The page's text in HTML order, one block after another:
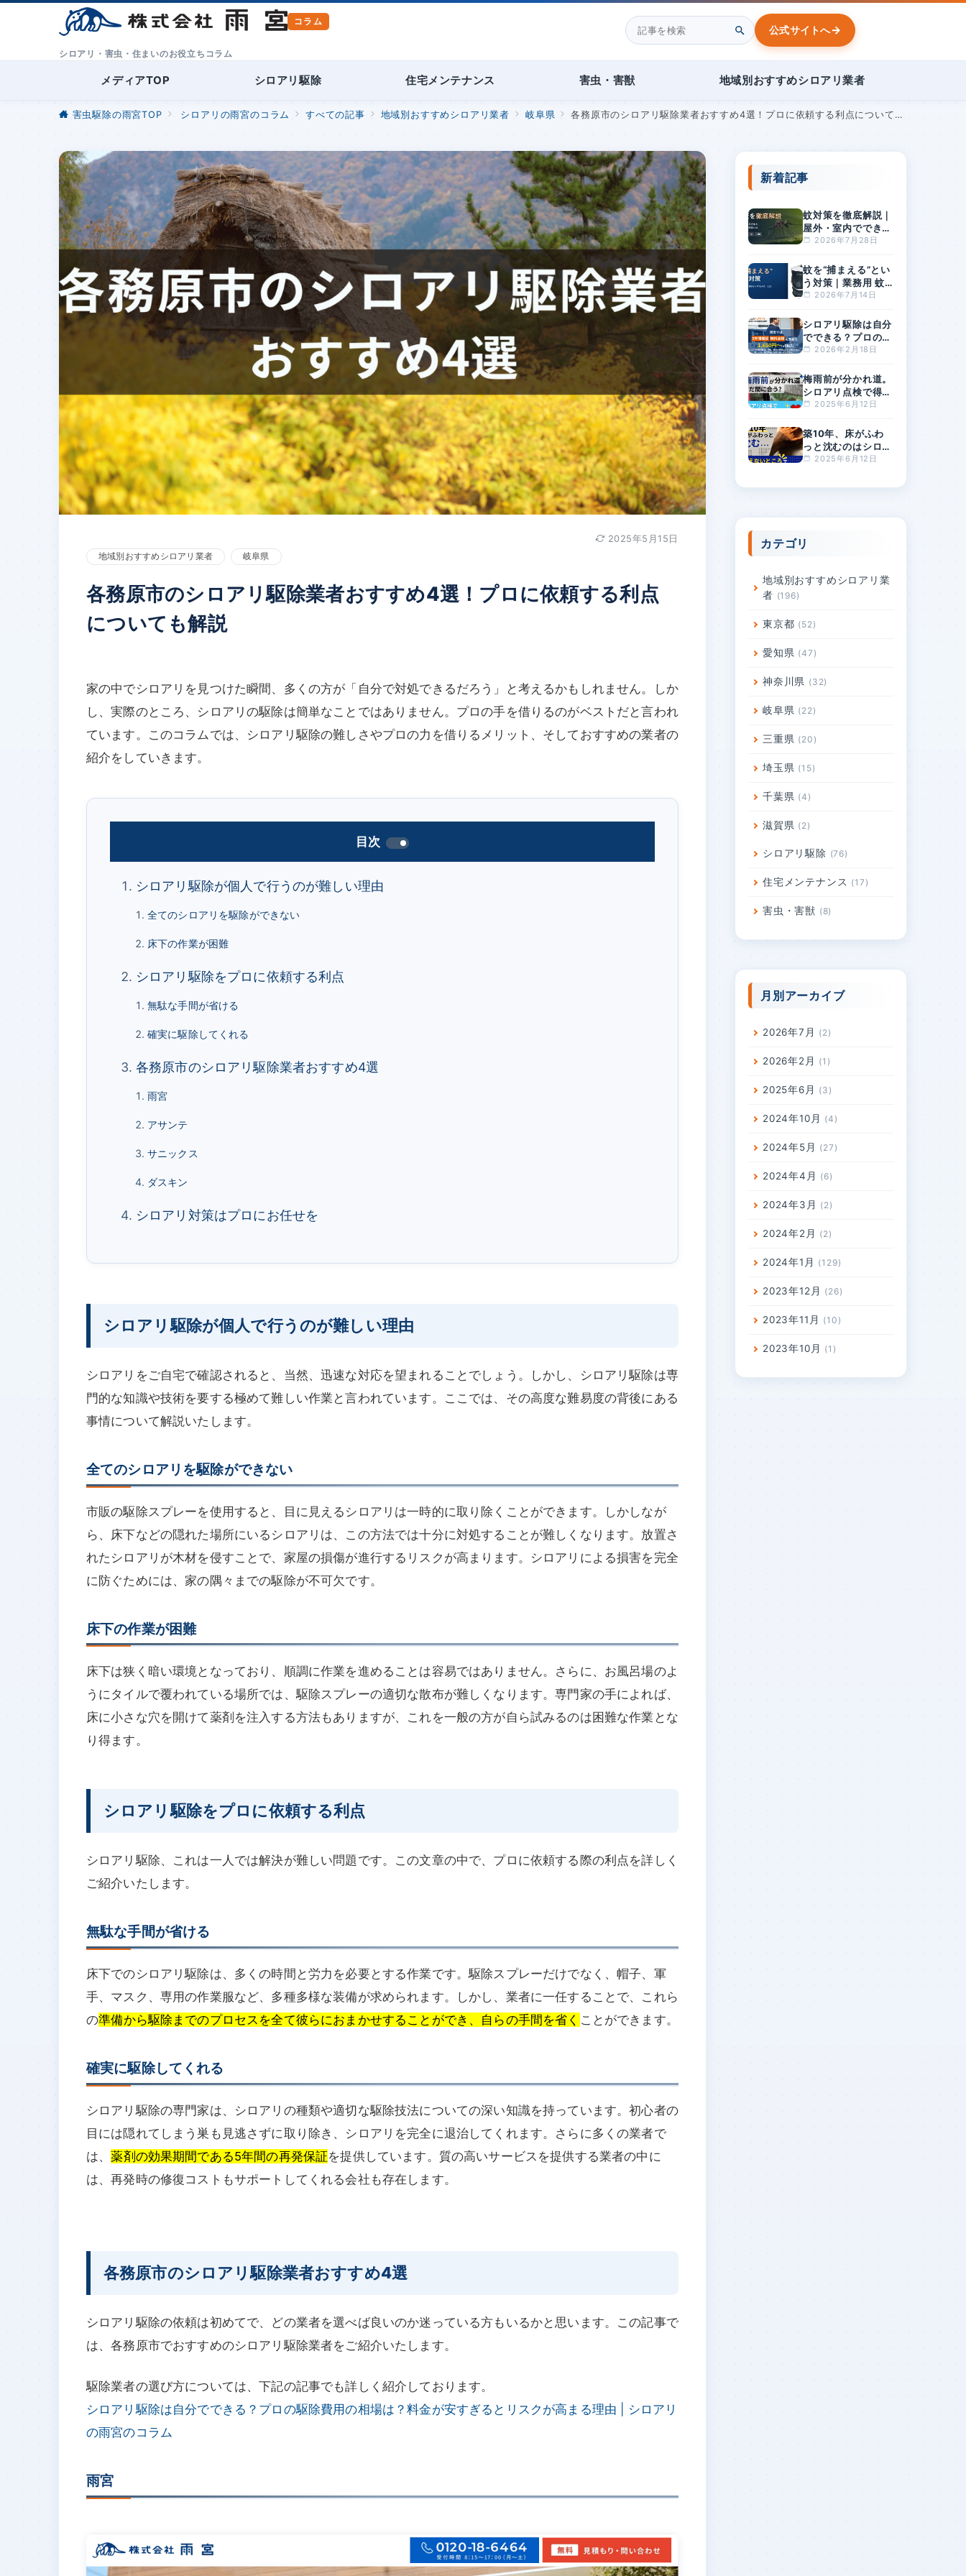
シロアリ・害虫・住まいのお役立ちコラム
公式サイトへ→
メディアTOP シロアリ駆除 住宅メンテナンス 害虫・害獣 地域別おすすめシロアリ業者
害虫駆除の雨宮TOP シロアリの雨宮のコラム すべての記事 地域別おすすめシロアリ業者 岐阜県 各務原市のシロアリ駆除業者おすすめ4選！プロに依頼する利点についても解説
2025年5月15日
地域別おすすめシロアリ業者 岐阜県
各務原市のシロアリ駆除業者おすすめ4選！プロに依頼する利点
についても解説
家の中でシロアリを見つけた瞬間、多くの方が「自分で対処できるだろう」と考えるかもしれません。しか
し、実際のところ、シロアリの駆除は簡単なことではありません。プロの手を借りるのがベストだと言われ
ています。このコラムでは、シロアリ駆除の難しさやプロの力を借りるメリット、そしておすすめの業者の
紹介をしていきます。
目次
シロアリ駆除が個人で行うのが難しい理由
全てのシロアリを駆除ができない
床下の作業が困難
シロアリ駆除をプロに依頼する利点
無駄な手間が省ける
確実に駆除してくれる
各務原市のシロアリ駆除業者おすすめ4選
雨宮
アサンテ
サニックス
ダスキン
シロアリ対策はプロにお任せを
シロアリ駆除が個人で行うのが難しい理由
シロアリをご自宅で確認されると、当然、迅速な対応を望まれることでしょう。しかし、シロアリ駆除は専
門的な知識や技術を要する極めて難しい作業と言われています。ここでは、その高度な難易度の背後にある
事情について解説いたします。
全てのシロアリを駆除ができない
市販の駆除スプレーを使用すると、目に見えるシロアリは一時的に取り除くことができます。しかしなが
ら、床下などの隠れた場所にいるシロアリは、この方法では十分に対処することが難しくなります。放置さ
れたシロアリが木材を侵すことで、家屋の損傷が進行するリスクが高まります。シロアリによる損害を完全
に防ぐためには、家の隅々までの駆除が不可欠です。
床下の作業が困難
床下は狭く暗い環境となっており、順調に作業を進めることは容易ではありません。さらに、お風呂場のよ
うにタイルで覆われている場所では、駆除スプレーの適切な散布が難しくなります。専門家の手によれば、
床に小さな穴を開けて薬剤を注入する方法もありますが、これを一般の方が自ら試みるのは困難な作業とな
り得ます。
シロアリ駆除をプロに依頼する利点
シロアリ駆除、これは一人では解決が難しい問題です。この文章の中で、プロに依頼する際の利点を詳しく
ご紹介いたします。
無駄な手間が省ける
床下でのシロアリ駆除は、多くの時間と労力を必要とする作業です。駆除スプレーだけでなく、帽子、軍
手、マスク、専用の作業服など、多種多様な装備が求められます。しかし、業者に一任することで、これら
の準備から駆除までのプロセスを全て彼らにおまかせすることができ、自らの手間を省く ことができます。
確実に駆除してくれる
シロアリ駆除の専門家は、シロアリの種類や適切な駆除技法についての深い知識を持っています。初心者の
目には隠れてしまう巣も見逃さずに取り除き、シロアリを完全に退治してくれます。さらに多くの業者で
は、薬剤の効果期間である5年間の再発保証を提供しています。質の高いサービスを提供する業者の中に
は、再発時の修復コストもサポートしてくれる会社も存在します。
各務原市のシロアリ駆除業者おすすめ4選
シロアリ駆除の依頼は初めてで、どの業者を選べば良いのか迷っている方もいるかと思います。この記事で
は、各務原市でおすすめのシロアリ駆除業者をご紹介いたします。
駆除業者の選び方については、下記の記事でも詳しく紹介しております。
シロアリ駆除は自分でできる？プロの駆除費用の相場は？料金が安すぎるとリスクが高まる理由 | シロアリ
の雨宮のコラム
雨宮
新着記事
蚊対策を徹底解説｜
屋外・室内でできる
方法と、刺されやす
2026年7月28日
蚊を“捕まえる”とい
う対策｜業務用 蚊
捕獲器「BGセンチ
2026年7月14日
シロアリ駆除は自分
でできる？プロの駆
除費用の相場は？料
クが高まる理由
2026年2月18日
梅雨前が分かれ道。
シロアリ点検で得す
る人・損する人の差
2025年6月12日
築10年、床がふわ
っと沈むのはシロア
リ？原因と対策を徹
2025年6月12日
カテゴリ
地域別おすすめシロアリ業
者
196
東京都 52
愛知県 47
神奈川県 32
岐阜県 22
三重県 20
埼玉県 15
千葉県 4
滋賀県 2
シロアリ駆除 76
住宅メンテナンス 17
害虫・害獣 8
月別アーカイブ
2026年7月 2
2026年2月 1
2025年6月 3
2024年10月 4
2024年5月 27
2024年4月 6
2024年3月 2
2024年2月 2
2024年1月 129
2023年12月 26
2023年11月 10
2023年10月 1